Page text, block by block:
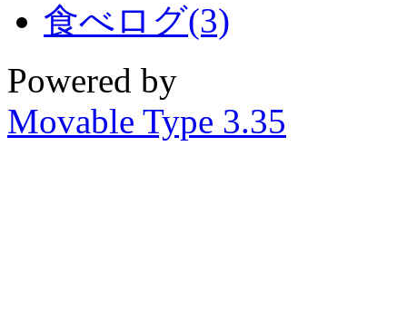
食べログ(3)
Powered by
Movable Type 3.35